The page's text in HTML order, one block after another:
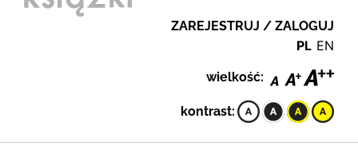
ZAREJESTRUJ / ZALOGUJ
PL EN
wielkość:
kontrast: